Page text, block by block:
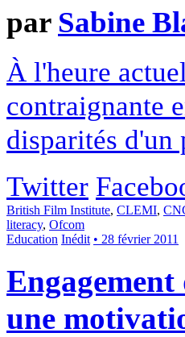
par Sabine
À l'heure
contraignante
disparités d'un
Twitter
British Film Institute, CLEMI,
literacy, Ofcom
Education Inédit • 28 février 2011
Engagement
une